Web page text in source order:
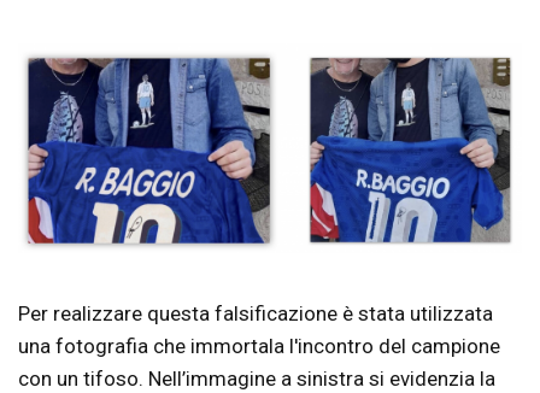
Per realizzare questa falsificazione è stata utilizzata
una fotografia che immortala l'incontro del campione
con un tifoso. Nell’immagine a sinistra si evidenzia la